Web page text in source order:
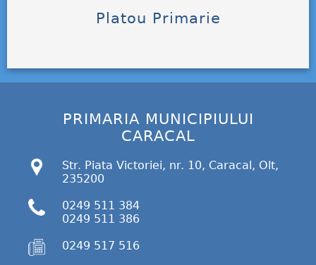
Platou Primarie
PRIMARIA MUNICIPIULUI
CARACAL
Str. Piata Victoriei, nr. 10, Caracal, Olt,
235200
0249 511 384
0249 511 386
0249 517 516